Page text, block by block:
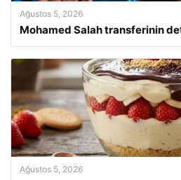
Ağustos 5, 2026
Mohamed Salah transferinin
Ağustos 5, 2026